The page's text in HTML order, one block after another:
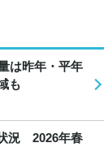
は昨年・平年
も
況 2026年春